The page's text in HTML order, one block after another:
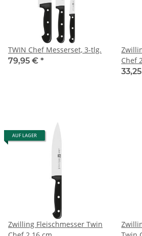
TWIN Chef Messerset, 3-tlg.
79,95 € *
Chef
AUF LAGER
Zwilling Fleischmesser Twin